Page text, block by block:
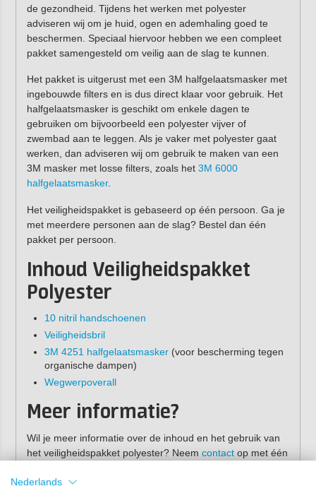
de gezondheid. Tijdens het werken met polyester
adviseren wij om je huid, ogen en ademhaling goed te
beschermen. Speciaal hiervoor hebben we een compleet
pakket samengesteld om veilig aan de slag te kunnen.
Het pakket is uitgerust met een 3M halfgelaatsmasker met
ingebouwde filters en is dus direct klaar voor gebruik. Het
halfgelaatsmasker is geschikt om enkele dagen te
gebruiken om bijvoorbeeld een polyester vijver of
zwembad aan te leggen. Als je vaker met polyester gaat
werken, dan adviseren wij om gebruik te maken van een
3M masker met losse filters, zoals het 3M 6000
halfgelaatsmasker.
Het veiligheidspakket is gebaseerd op één persoon. Ga je
met meerdere personen aan de slag? Bestel dan één
pakket per persoon.
Inhoud Veiligheidspakket
Polyester
10 nitril handschoenen
Veiligheidsbril
3M 4251 halfgelaatsmasker(voor bescherming tegen
organische dampen)
Wegwerpoverall
Meer informatie?
Wil je meer informatie over de inhoud en het gebruik van
het veiligheidspakket polyester? Neem contactop met één
Nederlands